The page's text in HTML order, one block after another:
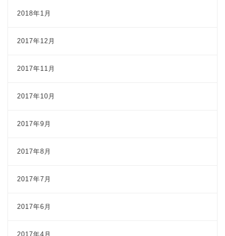
2018年1月
2017年12月
2017年11月
2017年10月
2017年9月
2017年8月
2017年7月
2017年6月
2017年4月